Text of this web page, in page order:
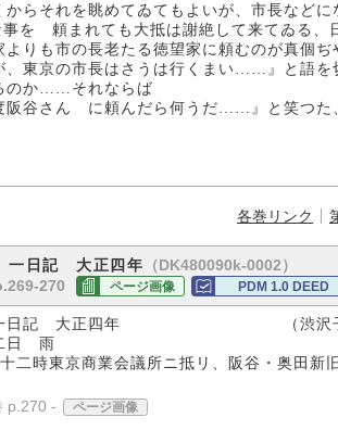
からそれを眺めてゐてもよいが、市長など
を 頼まれても大抵は謝絶して来てゐる、
よりも市の長老たる徳望家に頼むのが真個
、東京の市長はさうは行くまい……』と語を
のか……それならば
谷さん に頼んだら何うだ……』と笑つた
各巻リンク
一日記 大正四年 （DK480090k-0002）
270
ページ画像 PDM 1.0 DEED
一日記 大正四年 （渋沢子爵
日 雨
二時東京商業会議所ニ抵リ、阪谷・奥田新
p.270 - ページ画像